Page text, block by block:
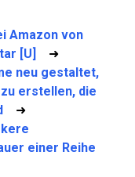
Amazon von
[U]
➜
neu gestaltet,
erstellen, die
➜
einer Reihe